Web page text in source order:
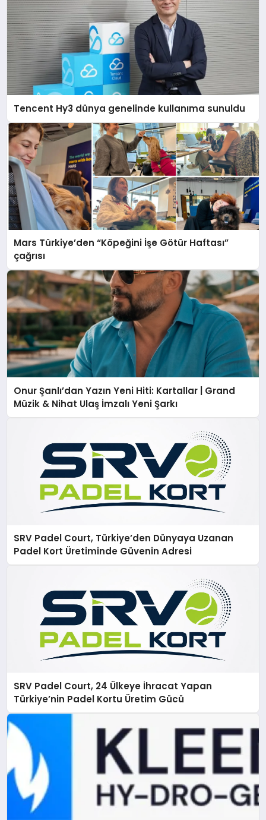
Tencent Hy3 dünya genelinde kullanıma sunuldu
Mars Türkiye’den “Köpeğini İşe Götür Haftası”
çağrısı
Onur Şanlı’dan Yazın Yeni Hiti: Kartallar | Grand
Müzik & Nihat Ulaş İmzalı Yeni Şarkı
SRV Padel Court, Türkiye’den Dünyaya Uzanan
Padel Kort Üretiminde Güvenin Adresi
SRV Padel Court, 24 Ülkeye İhracat Yapan
Türkiye’nin Padel Kortu Üretim Gücü